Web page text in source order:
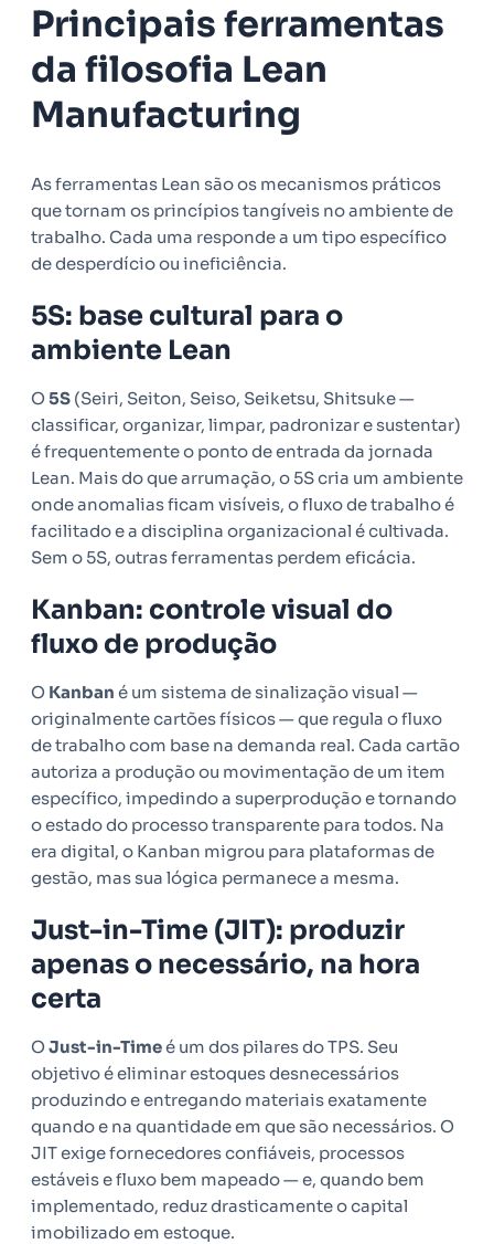
Principais ferramentas
da filosofia Lean
Manufacturing
As ferramentas Lean são os mecanismos práticos
que tornam os princípios tangíveis no ambiente de
trabalho. Cada uma responde a um tipo específico
de desperdício ou ineficiência.
5S: base cultural para o
ambiente Lean
O5S (Seiri, Seiton, Seiso, Seiketsu, Shitsuke —
classificar, organizar, limpar, padronizar e sustentar)
é frequentemente o ponto de entrada da jornada
Lean. Mais do que arrumação, o 5S cria um ambiente
onde anomalias ficam visíveis, o fluxo de trabalho é
facilitado e a disciplina organizacional é cultivada.
Sem o 5S, outras ferramentas perdem eficácia.
Kanban: controle visual do
fluxo de produção
O Kanban é um sistema de sinalização visual —
originalmente cartões físicos — que regula o fluxo
de trabalho com base na demanda real. Cada cartão
autoriza a produção ou movimentação de um item
específico, impedindo a superprodução e tornando
o estado do processo transparente para todos. Na
era digital, o Kanban migrou para plataformas de
gestão, mas sua lógica permanece a mesma.
Just-in-Time (JIT): produzir
apenas o necessário, na hora
certa
OJust-in-Timeé um dos pilares do TPS. Seu
objetivo é eliminar estoques desnecessários
produzindo e entregando materiais exatamente
quando e na quantidade em que são necessários. O
JIT exige fornecedores confiáveis, processos
estáveis e fluxo bem mapeado — e, quando bem
implementado, reduz drasticamente o capital
imobilizado em estoque.